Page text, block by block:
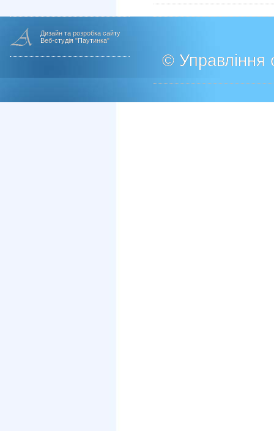
Дизайн та розробка сайту
Веб-студія "Паутинка"
© Управління